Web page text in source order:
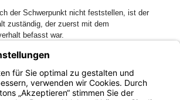
der Schwerpunkt nicht feststellen, ist der
zuständig, der zuerst mit dem
befasst war.
eines Sammelverfahrens darf nicht allein
abgelehnt werden, dass wegen eines
bereits ein gerichtliches Verfahren anhängig